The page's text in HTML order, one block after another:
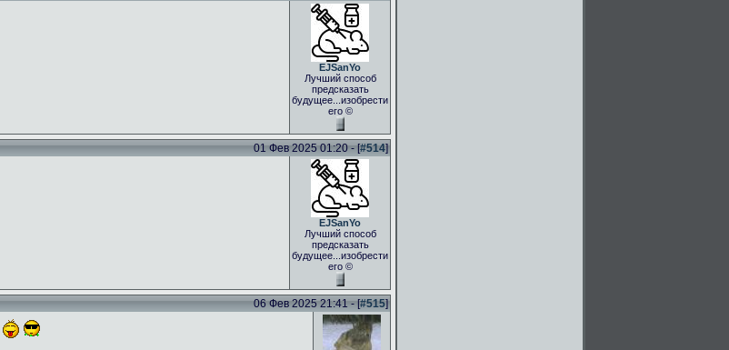
EJSanYo
Лучший способ
предсказать
будущее...изобрести
его ©
01 Фев 2025 01:20 - [#514]
EJSanYo
Лучший способ
предсказать
будущее...изобрести
его ©
06 Фев 2025 21:41 - [#515]